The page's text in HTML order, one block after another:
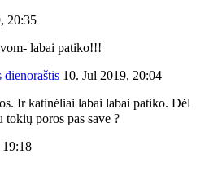
20:35
labai patiko!!!
dienoraštis 10. Jul 2019, 20:04
Ir katinėliai labai labai patiko. Dėl
poros pas save ?
19:18